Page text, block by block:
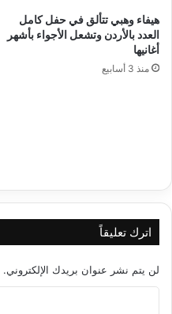
هيفاء وهبي تتألق في حفل كامل
العدد بالأردن وتشعل الأجواء بأشهر
أغانيها
منذ 3 أسابيع
اترك تعليقاً
لن يتم نشر عنوان بريدك الإلكتروني.